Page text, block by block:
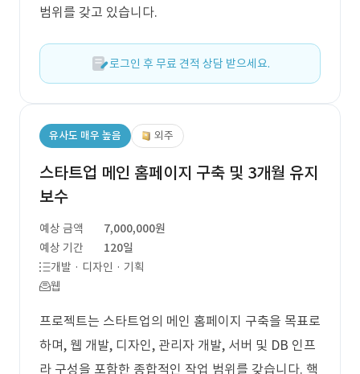
범위를 갖고 있습니다.
로그인 후 무료 견적 상담 받으세요.
유사도 매우 높음 외주
스타트업 메인 홈페이지 구축 및 3개월 유지
보수
예상 금액
7,000,000원
예상 기간
120일
개발 · 디자인 · 기획
웹
프로젝트는 스타트업의 메인 홈페이지 구축을 목표로
하며, 웹 개발, 디자인, 관리자 개발, 서버 및 DB 인프
라 구성을 포함한 종합적인 작업 범위를 갖습니다. 핵